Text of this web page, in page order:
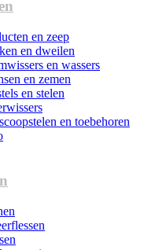
en zeep
en dweilen
en wassers
en zemen
en stelen
en toebehoren